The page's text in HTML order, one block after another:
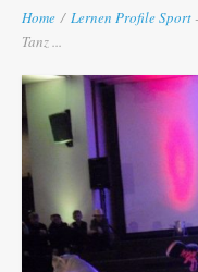
Home / Lernen ProfileSport -
Tanz ...